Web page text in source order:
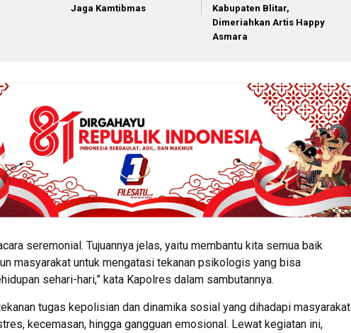
Jaga Kamtibmas
Kabupaten Blitar,
Dimeriahkan Artis Happy
Asmara
seremonial. Tujuannya jelas, yaitu membantu kita semua baik
masyarakat untuk mengatasi tekanan psikologis yang bisa
sehari-hari,” kata Kapolres dalam sambutannya.
tugas kepolisian dan dinamika sosial yang dihadapi masyarakat
kecemasan, hingga gangguan emosional. Lewat kegiatan ini,